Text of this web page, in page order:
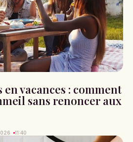
vacances : comment
sans renoncer aux
11:40